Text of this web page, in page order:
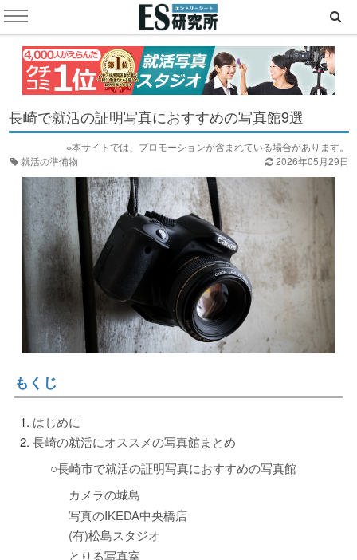
長崎で就活の証明写真におすすめの写真館9選
※本サイトでは、プロモーションが含まれている場合があります。
就活の準備物
2026年05月29日
もくじ
はじめに
長崎の就活にオススメの写真館まとめ
○長崎市で就活の証明写真におすすめの写真館
カメラの城島
写真のIKEDA中央橋店
(有)松島スタジオ
とりる写真室